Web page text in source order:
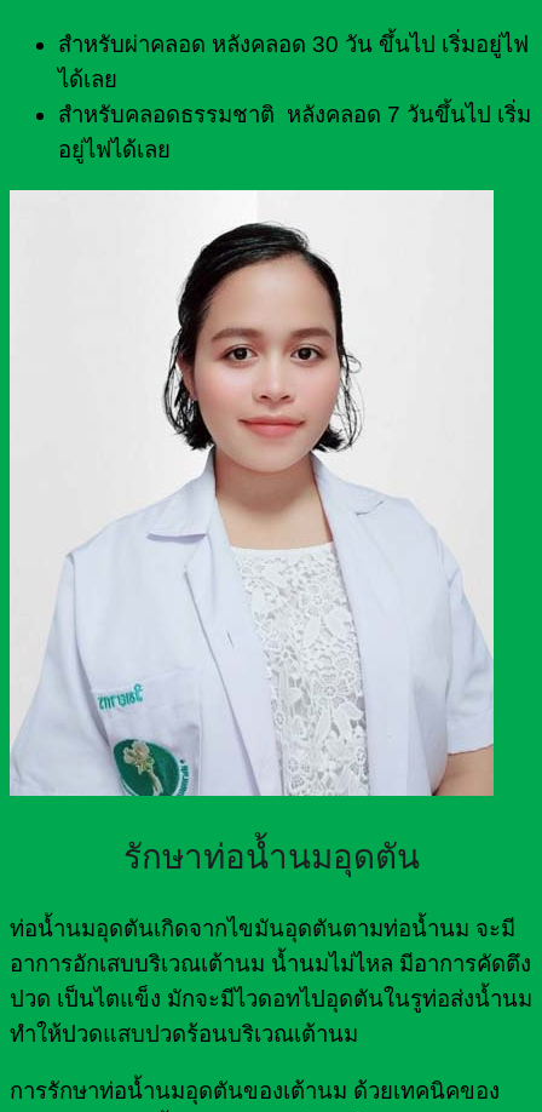
สำหรับผ่าคลอด หลังคลอด 30 วัน ขึ้นไป เริ่มอยู่ไฟ
ได้เลย
สำหรับคลอดธรรมชาติ หลังคลอด 7 วันขึ้นไป เริ่ม
อยู่ไฟได้เลย
รักษาท่อน้ำนมอุดตัน
ท่อน้ำนมอุดตันเกิดจากไขมันอุดตันตามท่อน้ำนม จะมี
อาการอักเสบบริเวณเต้านม น้ำนมไม่ไหล มีอาการคัดตึง
ปวด เป็นไตแข็ง มักจะมีไวดอทไปอุดตันในรูท่อส่งน้ำนม
ทำให้ปวดแสบปวดร้อนบริเวณเต้านม
การรักษาท่อน้ำนมอุดตันของเต้านม ด้วยเทคนิคของ